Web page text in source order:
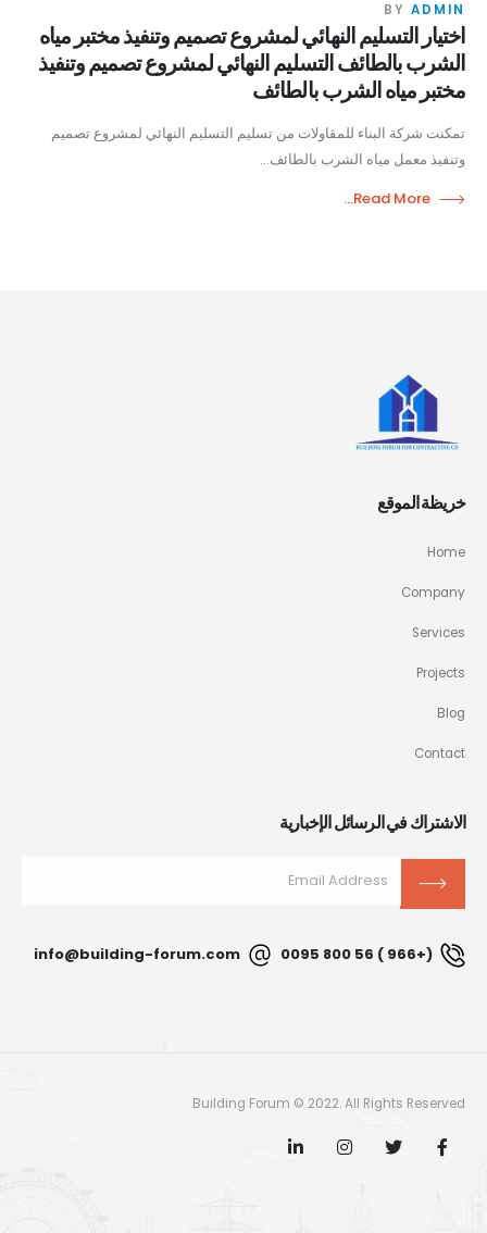
BY ADMIN
اختيار التسليم النهائي لمشروع تصميم وتنفيذ مختبر مياه
الشرب بالطائف التسليم النهائي لمشروع تصميم وتنفيذ
مختبر مياه الشرب بالطائف
تمكنت شركة البناء للمقاولات من تسليم التسليم النهائي لمشروع تصميم
وتنفيذ معمل مياه الشرب بالطائف...
Read More...
خريظة الموقع
Home
Company
Services
Projects
Blog
Contact
الاشتراك في الرسائل الإخبارية
(+966 ) 56 800 0095
Building Forum © 2022. All Rights Reserved.